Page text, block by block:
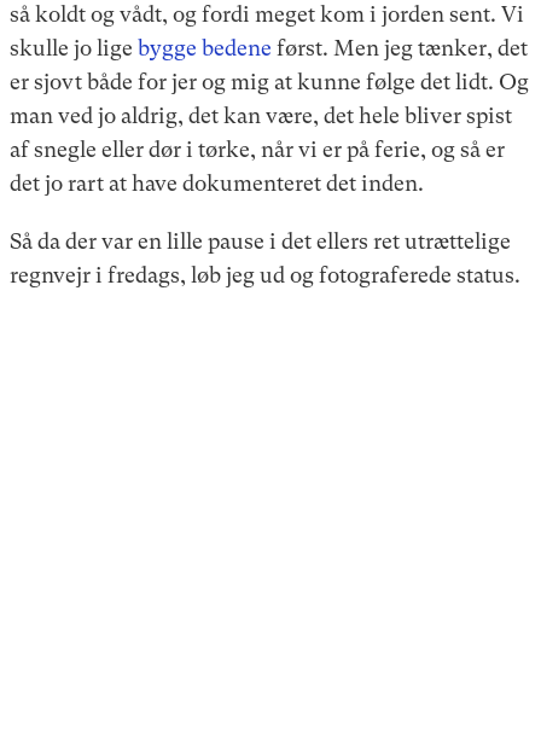
så koldt og vådt, og fordi meget kom i jorden sent. Vi
skulle jo lige bygge bedene først. Men jeg tænker, det
er sjovt både for jer og mig at kunne følge det lidt. Og
man ved jo aldrig, det kan være, det hele bliver spist
af snegle eller dør i tørke, når vi er på ferie, og så er
det jo rart at have dokumenteret det inden.
Så da der var en lille pause i det ellers ret utrættelige
regnvejr i fredags, løb jeg ud og fotograferede status.